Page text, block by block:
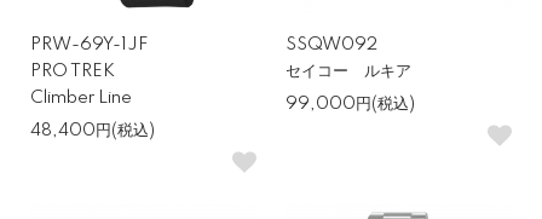
「どんな時に使うか」を軸に選ぶと、時計選びの迷いが一気に減り
ます。ビジネスではシンプルで視認性の良いモデル、休日の街使い
ならデザイン性の高いモデル、アウトドアなら耐久性や防水性を重
視したモデルがおすすめできます。
一本をマルチに使いたい方にも選択肢が広がっています。
PRW-69Y-1JF
PRO TREK
Climber Line
48,400円(税込)
SSQW092
セイコー ルキア
99,000円(税込)